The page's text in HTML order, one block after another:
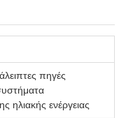
πηγές
ηλιακής ενέργειας